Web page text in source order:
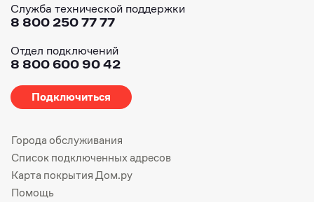
Служба технической поддержки
8 800 250 77 77
Отдел подключений
8 800 600 90 42
Подключиться
Города обслуживания
Список подключенных адресов
Карта покрытия Дом.ру
Помощь